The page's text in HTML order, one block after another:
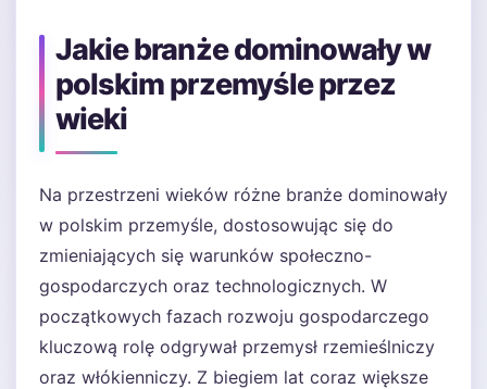
Jakie branże dominowały w
polskim przemyśle przez
wieki
Na przestrzeni wieków różne branże dominowały
w polskim przemyśle, dostosowując się do
zmieniających się warunków społeczno-
gospodarczych oraz technologicznych. W
początkowych fazach rozwoju gospodarczego
kluczową rolę odgrywał przemysł rzemieślniczy
oraz włókienniczy. Z biegiem lat coraz większe